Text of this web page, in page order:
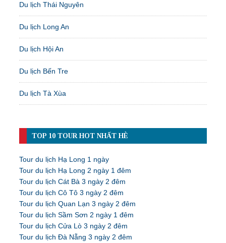
Du lịch Thái Nguyên
Du lịch Long An
Du lịch Hội An
Du lịch Bến Tre
Du lịch Tà Xùa
TOP 10 TOUR HOT NHẤT HÈ
Tour du lịch Hạ Long 1 ngày
Tour du lịch Hạ Long 2 ngày 1 đêm
Tour du lịch Cát Bà 3 ngày 2 đêm
Tour du lịch Cô Tô 3 ngày 2 đêm
Tour du lịch Quan Lạn 3 ngày 2 đêm
Tour du lịch Sầm Sơn 2 ngày 1 đêm
Tour du lịch Cửa Lò 3 ngày 2 đêm
Tour du lịch Đà Nẵng 3 ngày 2 đêm